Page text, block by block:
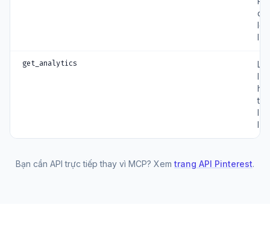
đã
lên
lịch
get_analytics
thị
lưu
Bạn cần API trực tiếp thay vì MCP? Xem trang API Pinterest.